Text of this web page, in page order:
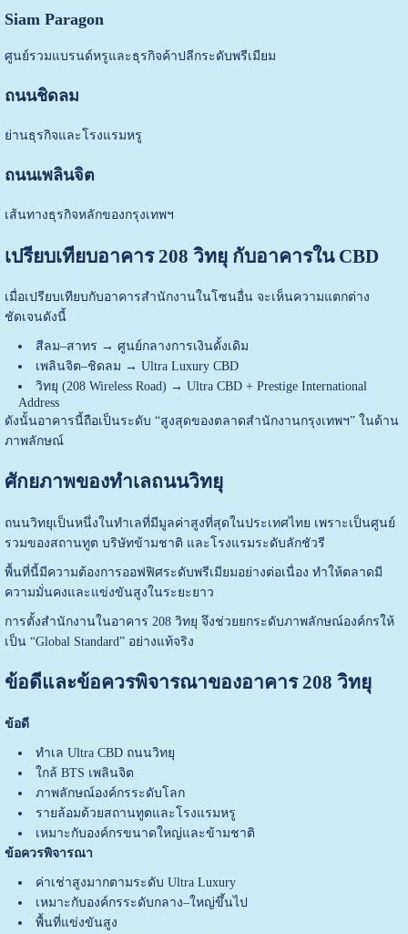
Siam Paragon
ศูนย์รวมแบรนด์หรูและธุรกิจค้าปลีกระดับพรีเมียม
ถนนชิดลม
ย่านธุรกิจและโรงแรมหรู
ถนนเพลินจิต
เส้นทางธุรกิจหลักของกรุงเทพฯ
เปรียบเทียบอาคาร 208 วิทยุ กับอาคารใน CBD
เมื่อเปรียบเทียบกับอาคารสำนักงานในโซนอื่น จะเห็นความแตกต่าง
ชัดเจนดังนี้
สีลม–สาทร → ศูนย์กลางการเงินดั้งเดิม
เพลินจิต–ชิดลม → Ultra Luxury CBD
วิทยุ (208 Wireless Road) → Ultra CBD + Prestige International
Address
ดังนั้นอาคารนี้ถือเป็นระดับ “สูงสุดของตลาดสำนักงานกรุงเทพฯ” ในด้าน
ภาพลักษณ์
ศักยภาพของทำเลถนนวิทยุ
ถนนวิทยุเป็นหนึ่งในทำเลที่มีมูลค่าสูงที่สุดในประเทศไทย เพราะเป็นศูนย์
รวมของสถานทูต บริษัทข้ามชาติ และโรงแรมระดับลักชัวรี
พื้นที่นี้มีความต้องการออฟฟิศระดับพรีเมียมอย่างต่อเนื่อง ทำให้ตลาดมี
ความมั่นคงและแข่งขันสูงในระยะยาว
การตั้งสำนักงานในอาคาร 208 วิทยุ จึงช่วยยกระดับภาพลักษณ์องค์กรให้
เป็น “Global Standard” อย่างแท้จริง
ข้อดีและข้อควรพิจารณาของอาคาร 208 วิทยุ
ข้อดี
ทำเล Ultra CBD ถนนวิทยุ
ใกล้ BTS เพลินจิต
ภาพลักษณ์องค์กรระดับโลก
รายล้อมด้วยสถานทูตและโรงแรมหรู
เหมาะกับองค์กรขนาดใหญ่และข้ามชาติ
ข้อควรพิจารณา
ค่าเช่าสูงมากตามระดับ Ultra Luxury
เหมาะกับองค์กรระดับกลาง–ใหญ่ขึ้นไป
พื้นที่แข่งขันสูง